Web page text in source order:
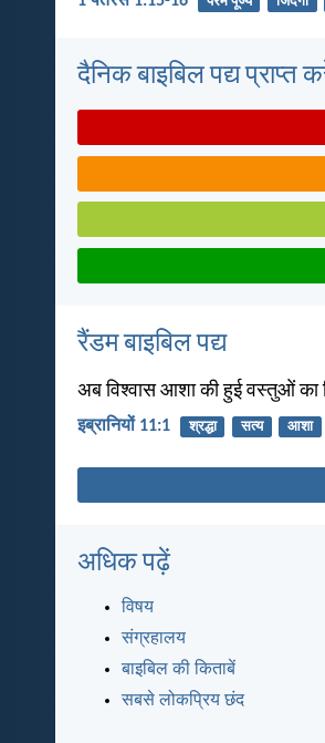
दैनिक बाइबिल पद्य प्राप्त
रैंडम बाइबिल पद्य
अब विश्वास आशा की हुई वस्तुओं
इब्रानियों 11:1 श्रद्धा सत्य आशा
अधिक पढ़ें
विषय
संग्रहालय
बाइबिल की किताबें
सबसे लोकप्रिय छंद